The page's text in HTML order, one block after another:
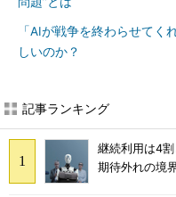
「AIが戦争を終わらせてく
しいのか？
記事ランキング
継続利用は4
期待外れの境